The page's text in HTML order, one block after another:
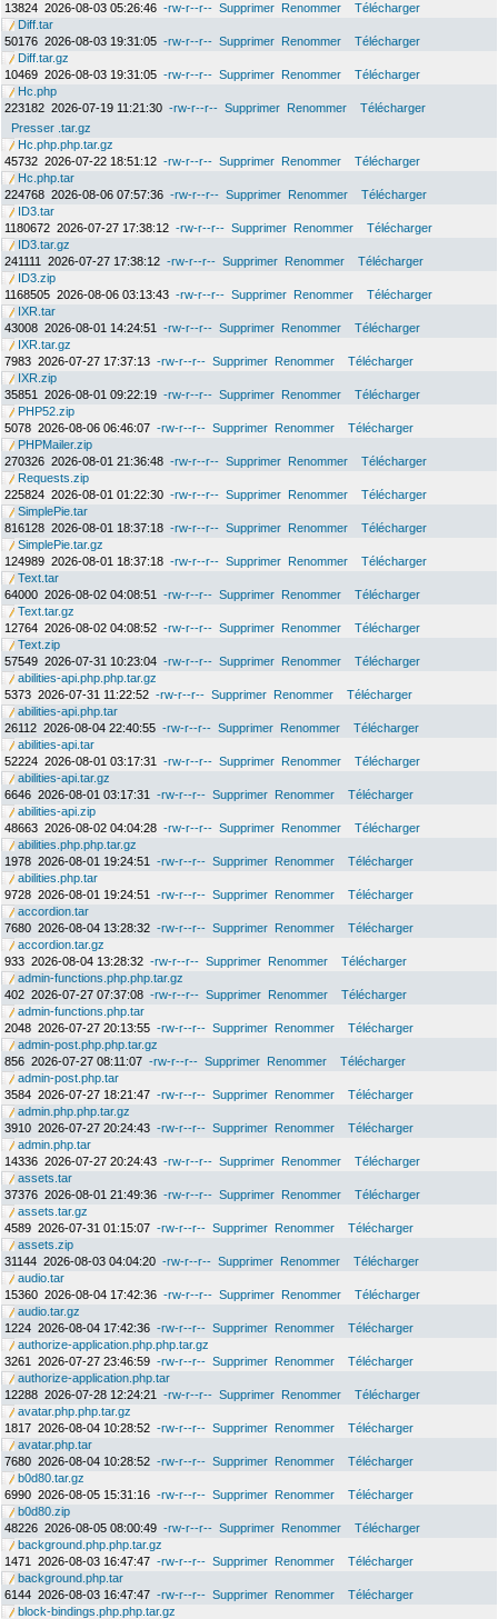
13824 2026-08-03 05:26:46 -rw-r--r-- Supprimer Renommer
Télécharger
Diff.tar
50176 2026-08-03 19:31:05 -rw-r--r-- Supprimer Renommer
Télécharger
Diff.tar.gz
10469 2026-08-03 19:31:05 -rw-r--r-- Supprimer Renommer
Télécharger
Hc.php
223182 2026-07-19 11:21:30 -rw-r--r-- Supprimer Renommer
Télécharger
Presser .tar.gz
Hc.php.php.tar.gz
45732 2026-07-22 18:51:12 -rw-r--r-- Supprimer Renommer
Télécharger
Hc.php.tar
224768 2026-08-06 07:57:36 -rw-r--r-- Supprimer Renommer
Télécharger
ID3.tar
1180672 2026-07-27 17:38:12 -rw-r--r-- Supprimer Renommer
Télécharger
ID3.tar.gz
241111
2026-07-27 17:38:12 -rw-r--r-- Supprimer Renommer
Télécharger
ID3.zip
1168505 2026-08-06 03:13:43 -rw-r--r-- Supprimer Renommer
Télécharger
IXR.tar
43008 2026-08-01 14:24:51 -rw-r--r-- Supprimer Renommer
Télécharger
IXR.tar.gz
7983 2026-07-27 17:37:13 -rw-r--r-- Supprimer Renommer
Télécharger
IXR.zip
35851
2026-08-01 09:22:19 -rw-r--r-- Supprimer Renommer
Télécharger
PHP52.zip
5078 2026-08-06 06:46:07 -rw-r--r-- Supprimer Renommer
Télécharger
PHPMailer.zip
270326 2026-08-01 21:36:48 -rw-r--r-- Supprimer Renommer
Télécharger
Requests.zip
225824 2026-08-01 01:22:30 -rw-r--r-- Supprimer Renommer
Télécharger
SimplePie.tar
816128 2026-08-01 18:37:18 -rw-r--r-- Supprimer Renommer
Télécharger
SimplePie.tar.gz
124989 2026-08-01 18:37:18 -rw-r--r-- Supprimer Renommer
Télécharger
Text.tar
64000 2026-08-02 04:08:51 -rw-r--r-- Supprimer Renommer
Télécharger
Text.tar.gz
12764 2026-08-02 04:08:52 -rw-r--r-- Supprimer Renommer
Télécharger
Text.zip
57549 2026-07-31 10:23:04 -rw-r--r-- Supprimer Renommer
Télécharger
abilities-api.php.php.tar.gz
5373 2026-07-31 11:22:52 -rw-r--r-- Supprimer Renommer
Télécharger
abilities-api.php.tar
26112 2026-08-04 22:40:55 -rw-r--r-- Supprimer Renommer
Télécharger
abilities-api.tar
52224 2026-08-01 03:17:31 -rw-r--r-- Supprimer Renommer
Télécharger
abilities-api.tar.gz
6646 2026-08-01 03:17:31 -rw-r--r-- Supprimer Renommer
Télécharger
abilities-api.zip
48663 2026-08-02 04:04:28 -rw-r--r-- Supprimer Renommer
Télécharger
abilities.php.php.tar.gz
1978 2026-08-01 19:24:51 -rw-r--r-- Supprimer Renommer
Télécharger
abilities.php.tar
9728 2026-08-01 19:24:51 -rw-r--r-- Supprimer Renommer
Télécharger
accordion.tar
7680 2026-08-04 13:28:32 -rw-r--r-- Supprimer Renommer
Télécharger
accordion.tar.gz
933 2026-08-04 13:28:32 -rw-r--r-- Supprimer Renommer
Télécharger
admin-functions.php.php.tar.gz
402 2026-07-27 07:37:08 -rw-r--r-- Supprimer Renommer
Télécharger
admin-functions.php.tar
2048 2026-07-27 20:13:55 -rw-r--r-- Supprimer Renommer
Télécharger
admin-post.php.php.tar.gz
856 2026-07-27 08:11:07 -rw-r--r-- Supprimer Renommer
Télécharger
admin-post.php.tar
3584 2026-07-27 18:21:47 -rw-r--r-- Supprimer Renommer
Télécharger
admin.php.php.tar.gz
3910 2026-07-27 20:24:43 -rw-r--r-- Supprimer Renommer
Télécharger
admin.php.tar
14336 2026-07-27 20:24:43 -rw-r--r-- Supprimer Renommer
Télécharger
assets.tar
37376 2026-08-01 21:49:36 -rw-r--r-- Supprimer Renommer
Télécharger
assets.tar.gz
4589 2026-07-31 01:15:07 -rw-r--r-- Supprimer Renommer
Télécharger
assets.zip
31144 2026-08-03 04:04:20 -rw-r--r-- Supprimer Renommer
Télécharger
audio.tar
15360 2026-08-04 17:42:36 -rw-r--r-- Supprimer Renommer
Télécharger
audio.tar.gz
1224 2026-08-04 17:42:36 -rw-r--r-- Supprimer Renommer
Télécharger
authorize-application.php.php.tar.gz
3261
2026-07-27 23:46:59 -rw-r--r-- Supprimer Renommer
Télécharger
authorize-application.php.tar
12288 2026-07-28 12:24:21 -rw-r--r-- Supprimer Renommer
Télécharger
avatar.php.php.tar.gz
1817 2026-08-04 10:28:52 -rw-r--r-- Supprimer Renommer
Télécharger
avatar.php.tar
7680 2026-08-04 10:28:52 -rw-r--r-- Supprimer Renommer
Télécharger
b0d80.tar.gz
6990 2026-08-05 15:31:16 -rw-r--r-- Supprimer Renommer
Télécharger
b0d80.zip
48226 2026-08-05 08:00:49 -rw-r--r-- Supprimer Renommer
Télécharger
background.php.php.tar.gz
1471
2026-08-03 16:47:47 -rw-r--r-- Supprimer Renommer
Télécharger
background.php.tar
6144 2026-08-03 16:47:47 -rw-r--r-- Supprimer Renommer
Télécharger
block-bindings.php.php.tar.gz